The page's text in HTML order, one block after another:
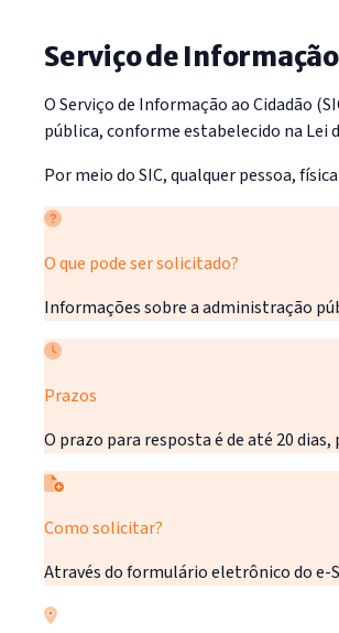
Serviço de
O Serviço de Informação ao Cidadão
pública, conforme estabelecido na Lei
Por meio do SIC, qualquer pessoa,
O que pode ser solicitado?
Informações sobre a administração
Prazos
O prazo para resposta é de até 20
Como solicitar?
Através do formulário eletrônico do e-